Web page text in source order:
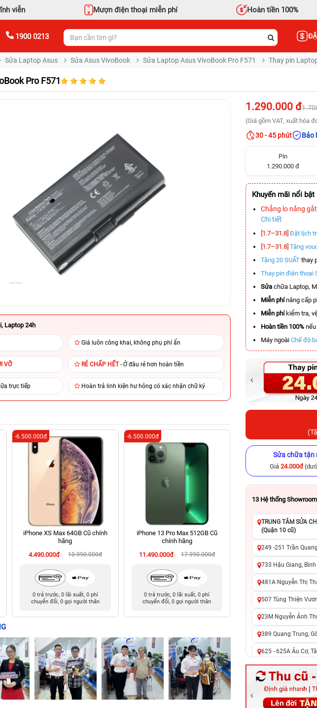
viễn Mượn điện thoại miễn phí Hoàn tiền 100%
1900 0213
Sửa Laptop Asus Sửa Asus VivoBook Sửa Laptop Asus VivoBook Pro F571 Thay pin
Pro F571
Laptop 24h
Giá luôn công khai, không phụ phí ẩn
VỠ RẺ CHẤP HẾT- Ở đâu rẻ hơn hoàn tiền
trực tiếp Hoàn trả linh kiện hư hỏng có xác nhận chữ ký
iPhone XS Max 64GB Cũ chính
hãng
4.490.000đ
10.990.000đ
-6.500.000đ
0 trả trước, 0 lãi suất, 0 phí
chuyển đổi, 0 gọi người thân
iPhone 13 Pro Max 512GB Cũ
chính hãng
11.490.000đ
17.990.000đ
-6.500.000đ
0 trả trước, 0 lãi suất, 0 phí
chuyển đổi, 0 gọi người thân
iPhone 14 128GB Cũ chính
8.090.000đ
-8.300.000đ
chuyển đổi, 0 gọi người
1.290.000 đ
(Giá gồm VAT, xuất hóa
30 - 45 phút Bảo
Pin
1.290.000 đ
Khuyến mãi nổi bật
Chẳng lo nắng
Chi tiết
[1.7–31.8] Đặt lịch
[1.7–31.8] Tặng
Tặng 20 SUẤT thay
Thay pin điện thoại
Sửa chữa Laptop,
Miễn phínâng cấp
Miễn phíkiểm tra,
Hoàn tiền 100%
Máy ngoài Chế độ
Sửa chữa tận
Giá 24.000đ
13 Hệ thống Showroom
TRUNG TÂM SỬA
(Quận 10 cũ)
249 -251 Trần
733 Hậu Giang,
481A Nguyễn Thị
507 Tùng Thiện
23M Nguyễn Ảnh
389 Quang Trung,
625 - 625A Âu Cơ,
326 Lê Văn Việt,
256 Võ Văn Ngân,
70 Nguyễn An Ninh,